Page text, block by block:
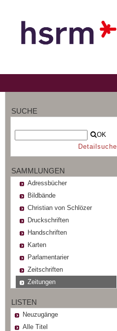
SUCHE
OK
Detailsuche
SAMMLUNGEN
Adressbücher
Bildbände
Christian von Schlözer
Druckschriften
Handschriften
Karten
Parlamentarier
Zeitschriften
Zeitungen
LISTEN
Neuzugänge
Alle Titel